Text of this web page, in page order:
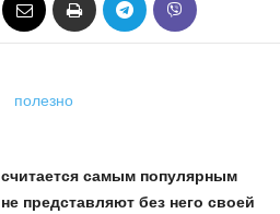
считается самым популярным
не представляют без него своей